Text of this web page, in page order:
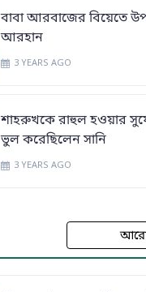
বাবা আরবাজের বিয়েতে
আরহান
3 YEARS AGO
শাহরুখকে রাহুল হওয়ার
ভুল করেছিলেন সানি
3 YEARS AGO